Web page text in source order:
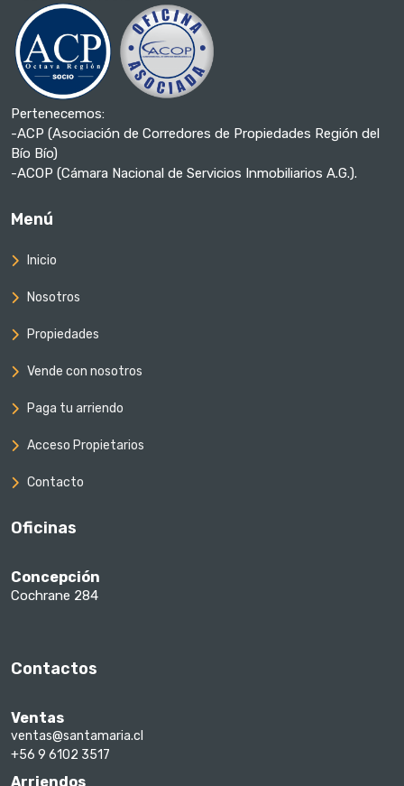
Pertenecemos:
-ACP (Asociación de Corredores de Propiedades Región del
Bío Bío)
-ACOP (Cámara Nacional de Servicios Inmobiliarios A.G.).
Menú
Inicio
Nosotros
Propiedades
Vende con nosotros
Paga tu arriendo
Acceso Propietarios
Contacto
Oficinas
Concepción
Cochrane 284
Contactos
Ventas
ventas@santamaria.cl
+56 9 6102 3517
Arriendos